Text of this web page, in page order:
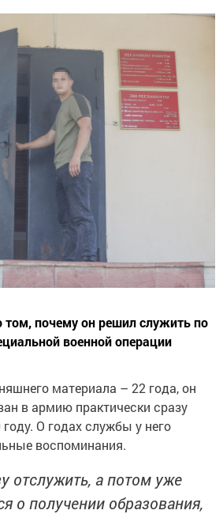
почему он решил служить по
военной операции
материала – 22 года, он
в армию практически сразу
О годах службы у него
воспоминания.
отслужить, а потом уже
о получении образования,